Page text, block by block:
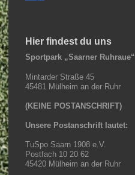
Hier findest du uns
Sportpark „Saarner Ruhraue“
Mintarder Straße 45
45481 Mülheim an der Ruhr
(KEINE POSTANSCHRIFT)
Unsere Postanschrift lautet:
TuSpo Saarn 1908 e.V.
Postfach 10 20 62
45420 Mülheim an der Ruhr